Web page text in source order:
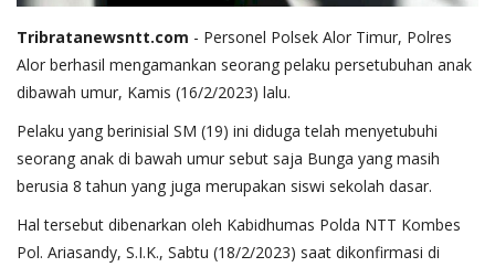
Tribratanewsntt.com - Personel Polsek Alor Timur, Polres
Alor berhasil mengamankan seorang pelaku persetubuhan anak
dibawah umur, Kamis (16/2/2023) lalu.
Pelaku yang berinisial SM (19) ini diduga telah menyetubuhi
seorang anak di bawah umur sebut saja Bunga yang masih
berusia 8 tahun yang juga merupakan siswi sekolah dasar.
Hal tersebut dibenarkan oleh Kabidhumas Polda NTT Kombes
Pol. Ariasandy, S.I.K., Sabtu (18/2/2023) saat dikonfirmasi di